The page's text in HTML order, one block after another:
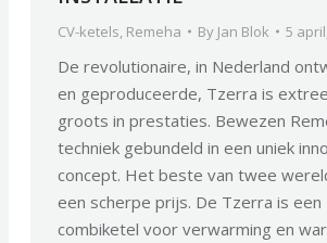
CV-ketels, Remeha By Jan Blok 5
De revolutionaire, in Nederland
en geproduceerde, Tzerra is
groots in prestaties. Bewezen
techniek gebundeld in een uniek
concept. Het beste van twee
een scherpe prijs. De Tzerra is een
combiketel voor verwarming en